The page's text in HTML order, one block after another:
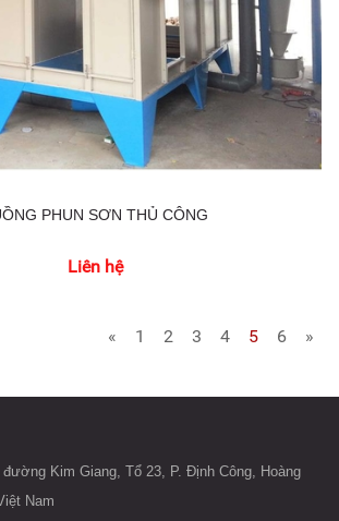
PHUN SƠN THỦ CÔNG
Liên hệ
« 1 2 3 4 5 6 »
đường Kim Giang, Tổ 23, P. Định Công, Hoàng
Nam